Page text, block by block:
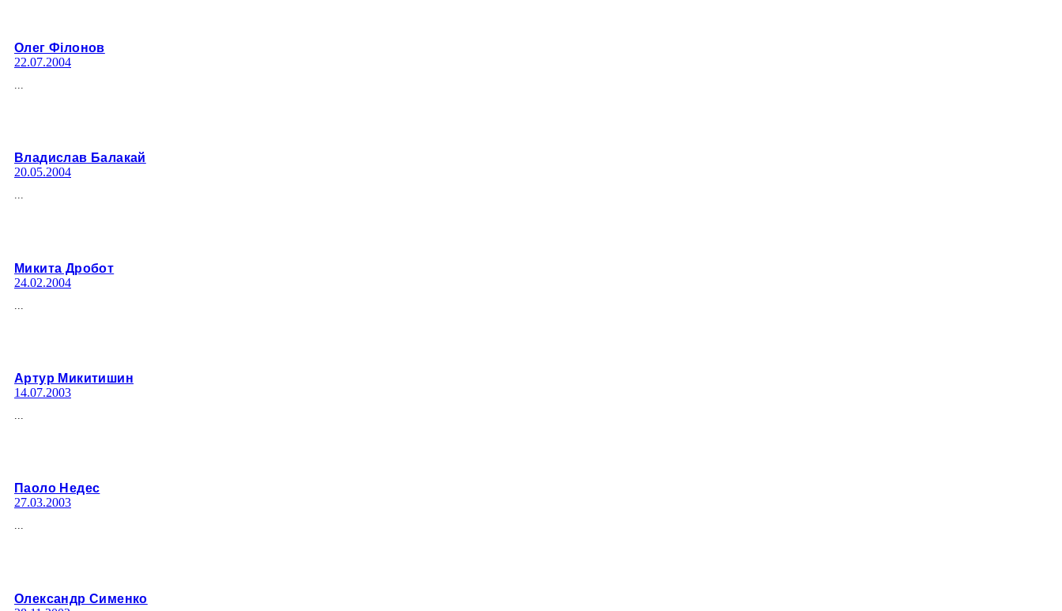
Олег Фiлонов
22.07.2004
...
Владислав Балакай
20.05.2004
...
Микита Дробот
24.02.2004
Артур Микитишин
14.07.2003
Паоло Недес
27.03.2003
...
Олександр Сименко